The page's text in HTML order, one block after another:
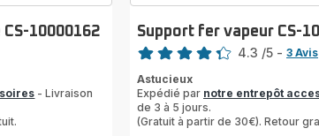
10000162
- Livraison
Support fer vapeur CS-
Note
4.3 /5 - 3 Avis
Astucieux
Expédié par notre entrepôt
de 3 à 5 jours.
(Gratuit à partir de 30€). Retour